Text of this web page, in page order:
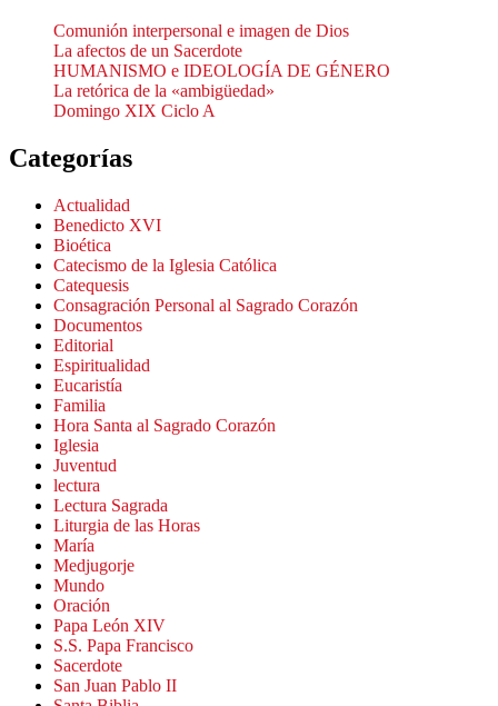
Comunión interpersonal e imagen de Dios
La afectos de un Sacerdote
HUMANISMO e IDEOLOGÍA DE GÉNERO
La retórica de la «ambigüedad»
Domingo XIX Ciclo A
Categorías
Actualidad
Benedicto XVI
Bioética
Catecismo de la Iglesia Católica
Catequesis
Consagración Personal al Sagrado Corazón
Documentos
Editorial
Espiritualidad
Eucaristía
Familia
Hora Santa al Sagrado Corazón
Iglesia
Juventud
lectura
Lectura Sagrada
Liturgia de las Horas
María
Medjugorje
Mundo
Oración
Papa León XIV
S.S. Papa Francisco
Sacerdote
San Juan Pablo II